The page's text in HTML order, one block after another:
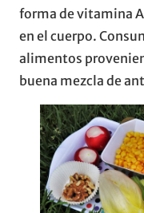
forma de vitamina
en el cuerpo.
alimentos
buena mezcla de